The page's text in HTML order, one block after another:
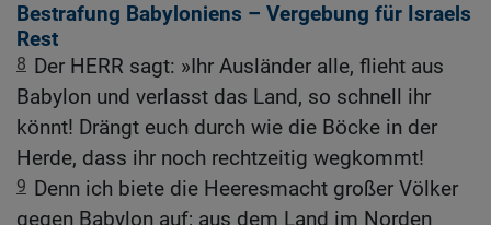
Bestrafung Babyloniens – Vergebung für Israels
Rest
8 Der HERR sagt: »Ihr Ausländer alle, flieht aus
Babylon und verlasst das Land, so schnell ihr
könnt! Drängt euch durch wie die Böcke in der
Herde, dass ihr noch rechtzeitig wegkommt!
9 Denn ich biete die Heeresmacht großer Völker
gegen Babylon auf; aus dem Land im Norden